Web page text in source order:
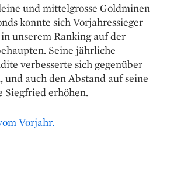
und mittelgrosse Goldminen
konnte sich Vorjahressieger
unserem Ranking auf der
Seine jährliche
verbesserte sich gegenüber
und auch den Abstand auf seine
Siegfried erhöhen.
Vorjahr.